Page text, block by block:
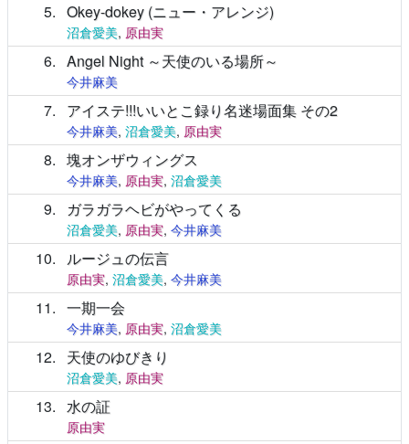
5 Okey-dokey (ニュー・アレンジ)
沼倉愛美, 原由実
6 Angel Night ～天使のいる場所～
今井麻美
7 アイステ!!!いいとこ録り名迷場面集 その2
今井麻美, 沼倉愛美, 原由実
8 塊オンザウィングス
今井麻美, 原由実, 沼倉愛美
9 ガラガラヘビがやってくる
沼倉愛美, 原由実, 今井麻美
10 ルージュの伝言
原由実, 沼倉愛美, 今井麻美
11 一期一会
今井麻美, 原由実, 沼倉愛美
12 天使のゆびきり
沼倉愛美, 原由実
13 水の証
原由実